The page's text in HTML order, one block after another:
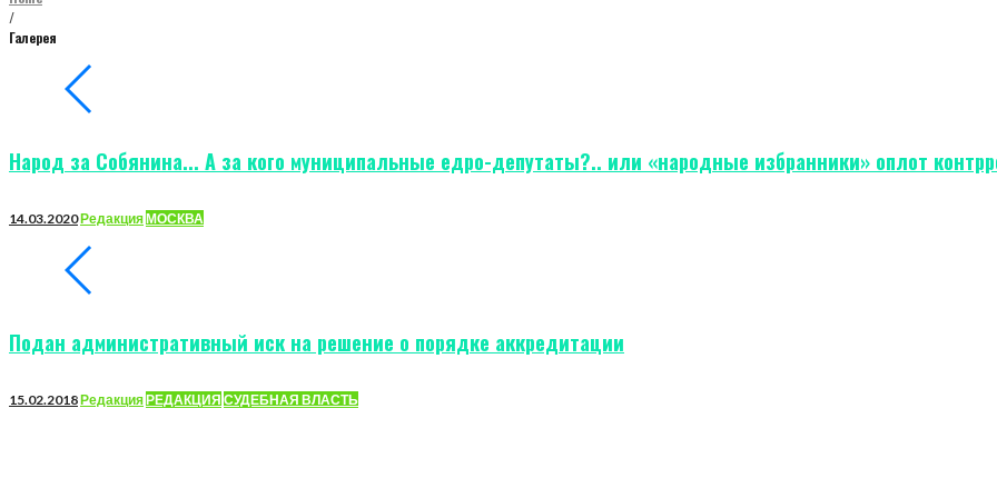
/
Галерея
Галереи
Народ за Собянина... А за кого муниципальные едро-депутаты?.. или «народные избранники» оплот
14.03.2020РедакцияМОСКВА
Подан административный иск на решение о порядке аккредитации
15.02.2018РедакцияРЕДАКЦИЯ СУДЕБНАЯ ВЛАСТЬ